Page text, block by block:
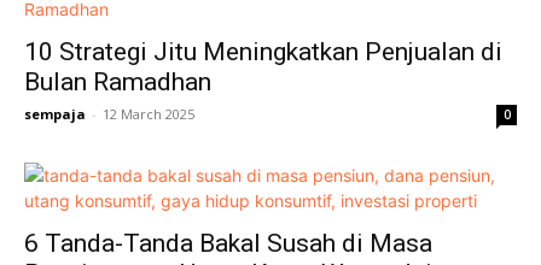
10 Strategi Jitu Meningkatkan Penjualan di
Bulan Ramadhan
sempaja - 12 March 2025 0
6 Tanda-Tanda Bakal Susah di Masa